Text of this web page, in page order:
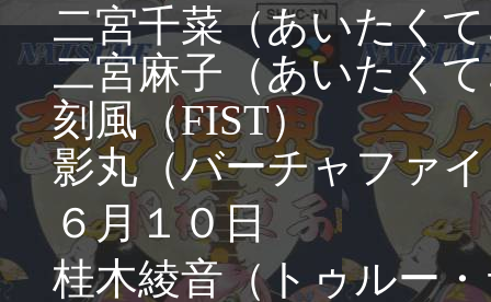
二宮千菜（あいたく
二宮麻子（あいたく
刻風（FIST）
影丸（バーチャファ
６月１０日
桂木綾音（トゥルー